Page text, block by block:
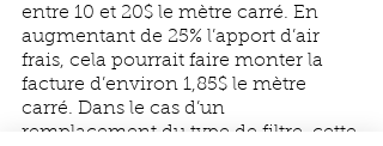
entre 10 et 20$ le mètre carré. En
augmentant de 25% l’apport d’air
frais, cela pourrait faire monter la
facture d’environ 1,85$ le mètre
carré. Dans le cas d’un
remplacement du type de filtre, cette